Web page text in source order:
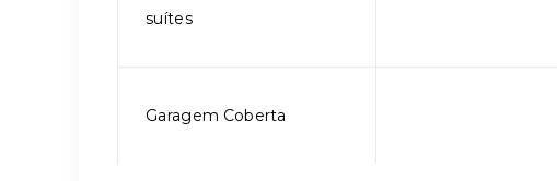
suítes
Garagem Coberta